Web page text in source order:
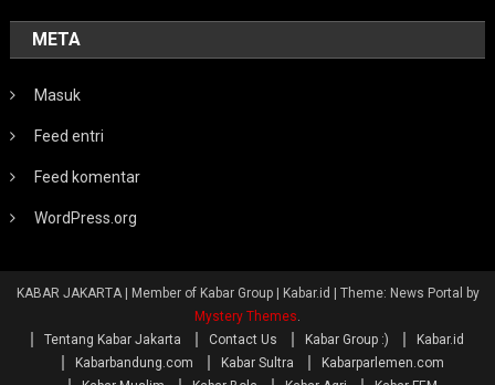
META
Masuk
Feed entri
Feed komentar
WordPress.org
KABAR JAKARTA | Member of Kabar Group | Kabar.id
Theme: News Portal by
Mystery Themes.
Tentang Kabar Jakarta
Contact Us Kabar Group :)
Kabar.id
Kabarbandung.com
Kabar Sultra
Kabarparlemen.com